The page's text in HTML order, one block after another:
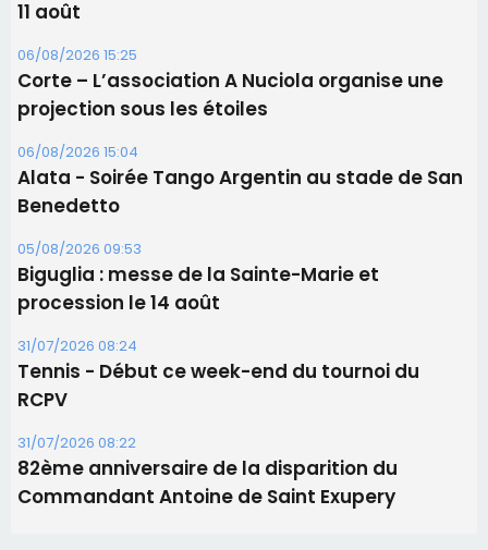
Biguglia : messe de la Sainte-Marie et
procession le 14 août
31/07/2026 08:24
Tennis - Début ce week-end du tournoi du
RCPV
31/07/2026 08:22
82ème anniversaire de la disparition du
Commandant Antoine de Saint Exupery
Les plus lus
Satine Nomary est la nouvelle Miss Corse 2026
d'un spectacle qui ne reviendra pas avant 2081
Bastia – Le festival Porto Latino évacué en urgence
avant le concert de Mosimann